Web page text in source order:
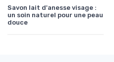
Savon lait d'anesse visage :
un soin naturel pour une peau
douce